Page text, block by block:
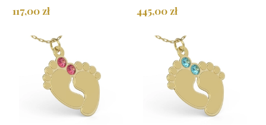
117,00 zł 445,00 zł